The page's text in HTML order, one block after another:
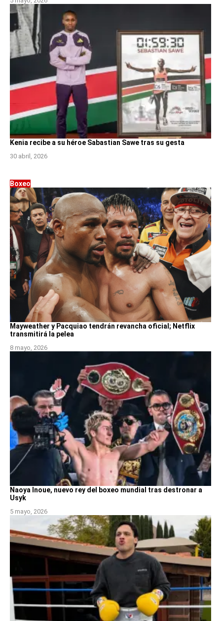
Kenia recibe a su héroe Sabastian Sawe tras su gesta
30 abril, 2026
Boxeo
Mayweather y Pacquiao tendrán revancha oficial; Netflix
transmitirá la pelea
8 mayo, 2026
Naoya Inoue, nuevo rey del boxeo mundial tras destronar a
Usyk
5 mayo, 2026